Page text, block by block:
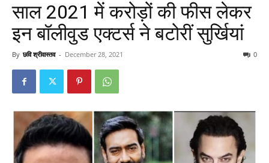
साल 2021 में करोड़ों की फीस लेकर
इन बॉलीवुड एक्टर्स ने बटोरीं सुर्खियां
By छवि श्रीवास्तव - December 28, 2021 0